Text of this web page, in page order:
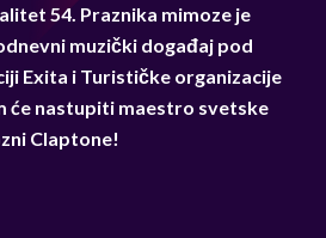
54. Praznika mimoze je
muzički događaj pod
Exita i Turističke organizacije
će nastupiti maestro svetske
Claptone!